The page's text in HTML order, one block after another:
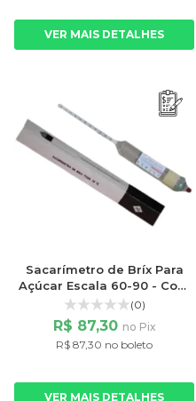
VER MAIS DETALHES
Sacarímetro de Bríx Para
Açúcar Escala 60-90 - Com
Termômetro Liquido
Vermelho
(0)
R$ 87,30 no Pix
R$ 87,30 no boleto
VER MAIS DETALHES